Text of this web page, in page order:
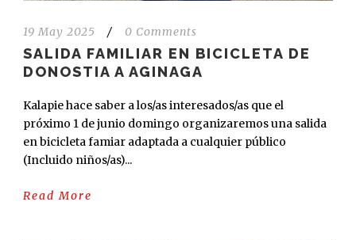
19 May 2025 / 0 Comments
SALIDA FAMILIAR EN BICICLETA DE
DONOSTIA A AGINAGA
Kalapie hace saber a los/as interesados/as que el
próximo 1 de junio domingo organizaremos una salida
en bicicleta famiar adaptada a cualquier público
(Incluido niños/as)...
Read More